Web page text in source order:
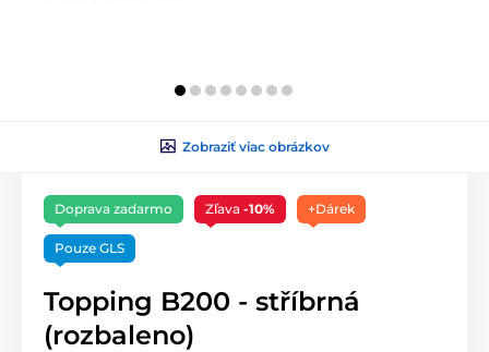
Zobraziť viac obrázkov
Doprava zadarmo Zľava -10% +Dárek
Pouze GLS
Topping B200 - stříbrná
(rozbaleno)